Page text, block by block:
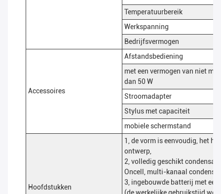
Temperatuurbereik
Werkspanning
Bedrijfsvermogen
Accessoires
Afstandsbediening
met een vermogen van niet
dan 50 W
Stroomadapter
Stylus met capaciteit
mobiele schermstand
Hoofdstukken
1, de vorm is eenvoudig, het
ontwerp,
2, volledig geschikt
Oncell, multi-kanaal
3, ingebouwde batterij met